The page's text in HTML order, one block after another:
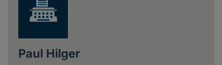
Paul Hilger